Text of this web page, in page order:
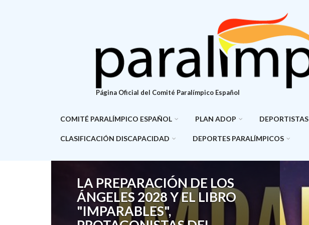
Página Oficial del Comité Paralímpico Español
COMITÉ PARALÍMPICO ESPAÑOL PLAN ADOP DEPORTISTAS
CLASIFICACIÓN DISCAPACIDAD DEPORTES PARALÍMPICOS
EL CAMPEONATO DE
ESPAÑA DE PISTA ÉLITE-
SUB23 Y PARALÍMPICO